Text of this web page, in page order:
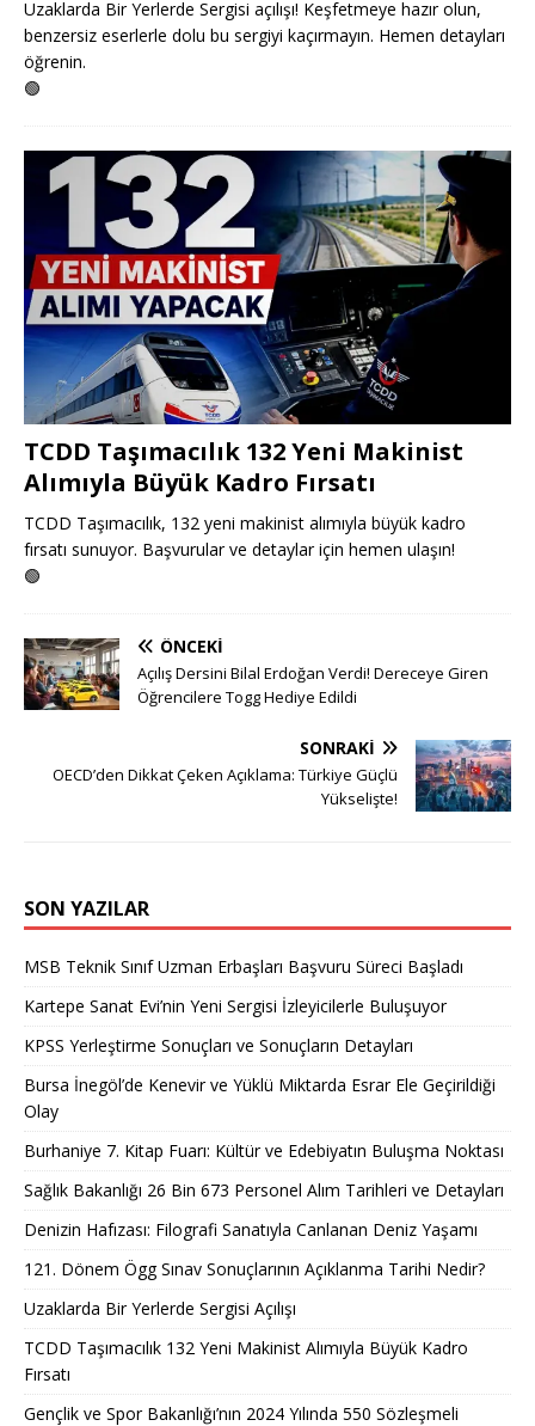
Uzaklarda Bir Yerlerde Sergisi açılışı! Keşfetmeye hazır olun,
benzersiz eserlerle dolu bu sergiyi kaçırmayın. Hemen detayları
öğrenin.
🟢
TCDD Taşımacılık 132 Yeni Makinist
Alımıyla Büyük Kadro Fırsatı
TCDD Taşımacılık, 132 yeni makinist alımıyla büyük kadro
fırsatı sunuyor. Başvurular ve detaylar için hemen ulaşın!
🟢
ÖNCEKI
Açılış Dersini Bilal Erdoğan Verdi! Dereceye Giren
Öğrencilere Togg Hediye Edildi
SONRAKI
OECD’den Dikkat Çeken Açıklama: Türkiye Güçlü
Yükselişte!
SON YAZILAR
MSB Teknik Sınıf Uzman Erbaşları Başvuru Süreci Başladı
Kartepe Sanat Evi’nin Yeni Sergisi İzleyicilerle Buluşuyor
KPSS Yerleştirme Sonuçları ve Sonuçların Detayları
Bursa İnegöl’de Kenevir ve Yüklü Miktarda Esrar Ele Geçirildiği
Olay
Burhaniye 7. Kitap Fuarı: Kültür ve Edebiyatın Buluşma Noktası
Sağlık Bakanlığı 26 Bin 673 Personel Alım Tarihleri ve Detayları
Denizin Hafızası: Filografi Sanatıyla Canlanan Deniz Yaşamı
121. Dönem Ögg Sınav Sonuçlarının Açıklanma Tarihi Nedir?
Uzaklarda Bir Yerlerde Sergisi Açılışı
TCDD Taşımacılık 132 Yeni Makinist Alımıyla Büyük Kadro
Fırsatı
Gençlik ve Spor Bakanlığı’nın 2024 Yılında 550 Sözleşmeli